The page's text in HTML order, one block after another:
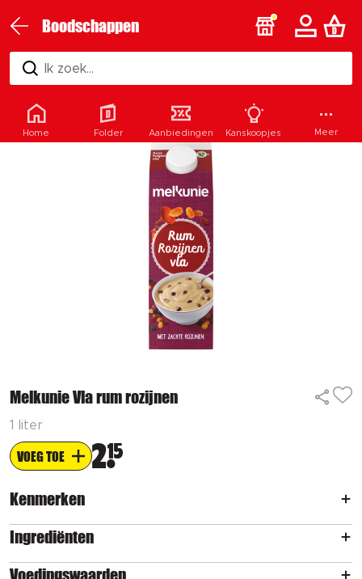
Boodschappen
Ik zoek...
Melkunie Vla rum rozijnen
1 liter
VOEG TOE 215
Kenmerken
Ingrediënten
Voedingswaarden
Home Folder Aanbiedingen Kanskoopjes Meer